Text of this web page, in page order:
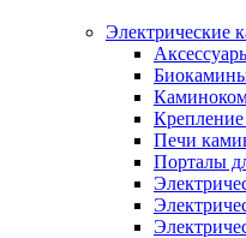
Электрические
Печи
Порталы